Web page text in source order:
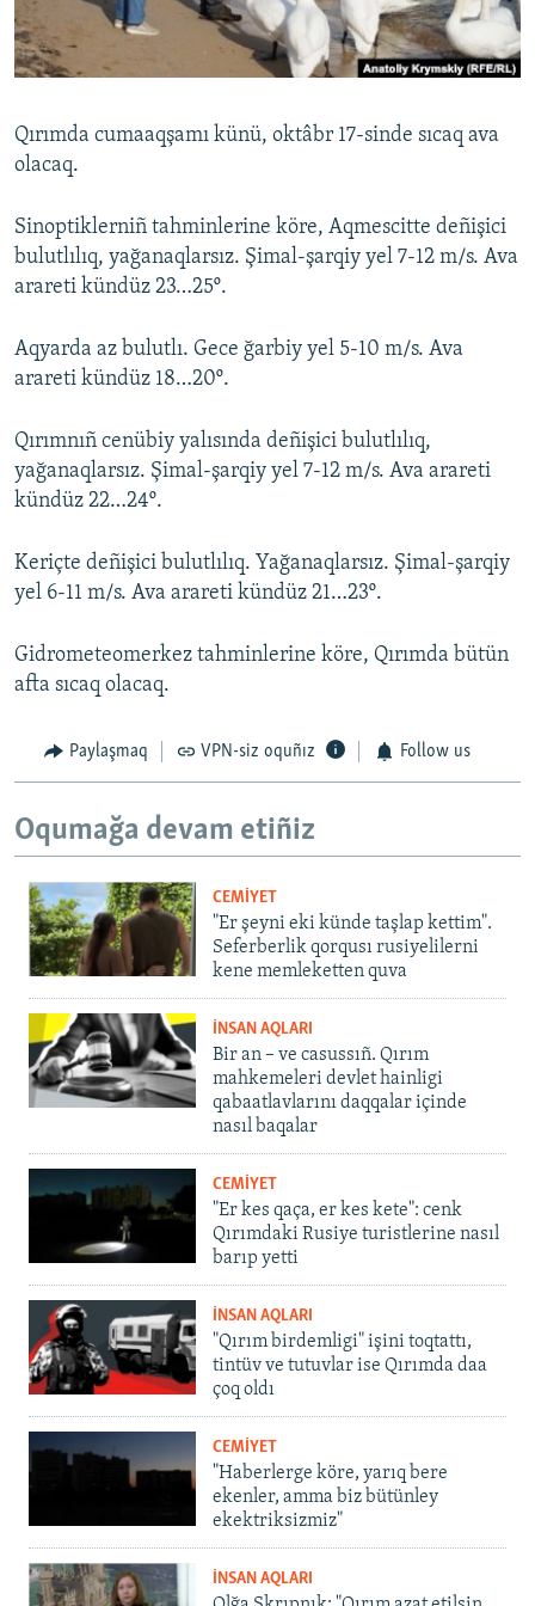
Русский
Українською
QOŞULIÑIZ!
RFE/RS bütün saytları
Qırımda cumaaqşamı künü, oktâbr 17-sinde sıcaq ava
olacaq.
Sinoptiklerniñ tahminlerine köre, Aqmescitte deñişici
bulutlılıq, yağanaqlarsız. Şimal-şarqiy yel 7-12 m/s. Ava
arareti kündüz 23…25º.
Aqyarda az bulutlı. Gece ğarbiy yel 5-10 m/s. Ava
arareti kündüz 18…20º.
Qırımnıñ cenübiy yalısında deñişici bulutlılıq,
yağanaqlarsız. Şimal-şarqiy yel 7-12 m/s. Ava arareti
kündüz 22…24º.
Keriçte deñişici bulutlılıq. Yağanaqlarsız. Şimal-şarqiy
yel 6-11 m/s. Ava arareti kündüz 21…23º.
Gidrometeomerkez tahminlerine köre, Qırımda bütün
afta sıcaq olacaq.
Paylaşmaq VPN-siz oquñız Follow us
Oqumağa devam etiñiz
CEMİYET
"Er şeyni eki künde taşlap kettim".
Seferberlik qorqusı rusiyelilerni
kene memleketten quva
İNSAN AQLARI
Bir an – ve casussıñ. Qırım
mahkemeleri devlet hainligi
qabaatlavlarını daqqalar içinde
nasıl baqalar
CEMİYET
"Er kes qaça, er kes kete": cenk
Qırımdaki Rusiye turistlerine nasıl
barıp yetti
İNSAN AQLARI
"Qırım birdemligi" işini toqtattı,
tintüv ve tutuvlar ise Qırımda daa
çoq oldı
CEMİYET
"Haberlerge köre, yarıq bere
ekenler, amma biz bütünley
ekektriksizmiz"
İNSAN AQLARI